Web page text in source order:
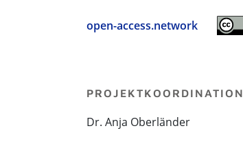
open-access.network
PROJEKTKOORDINATION
Dr. Anja Oberländer